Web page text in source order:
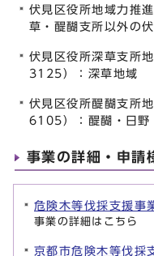
伏見区役所地域力推
草・醍醐支所以外の
伏見区役所深草支所
3125）：深草地域
伏見区役所醍醐支所
6105）：醍醐・日野
事業の詳細・申請
危険木等伐採支援事
事業の詳細はこちら
京都市危険木等伐採